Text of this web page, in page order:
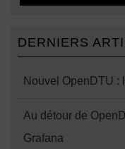
DERNIERS
Nouvel OpenDTU :
Au détour de
Grafana